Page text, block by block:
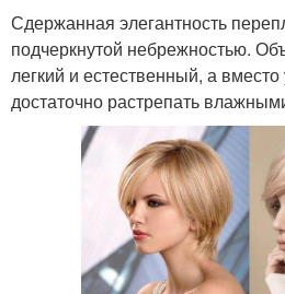
Сдержанная элегантность
подчеркнутой небрежностью.
легкий и естественный, а вместо
достаточно растрепать